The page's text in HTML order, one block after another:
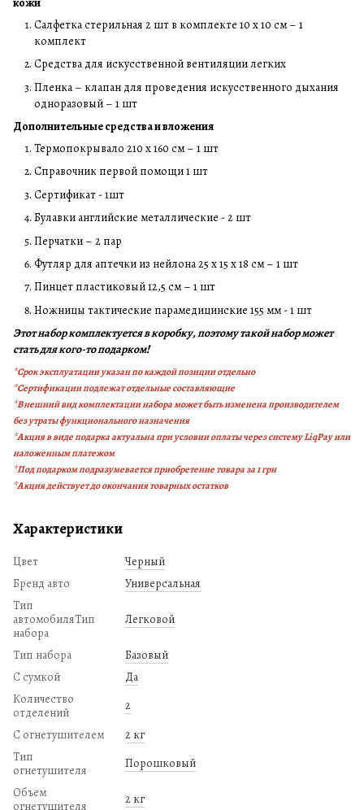
Салфетка стерильная 2 шт в комплекте 10 х 10 см – 1
комплект
Средства для искусственной вентиляции легких
Пленка – клапан для проведения искусственного дыхания
одноразовый – 1 шт
Дополнительные средства и вложения
Термопокрывало 210 х 160 см – 1 шт
Справочник первой помощи 1 шт
Сертификат - 1шт
Булавки английские металлические - 2 шт
Перчатки – 2 пар
Футляр для аптечки из нейлона 25 х 15 х 18 см – 1 шт
Пинцет пластиковый 12,5 см – 1 шт
Ножницы тактические парамедицинские 155 мм - 1 шт
Этот набор комплектуется в коробку, поэтому такой набор может
стать для кого-то подарком!
*Срок эксплуатации указан по каждой позиции отдельно
*Сертификации подлежат отдельные составляющие
*Внешний вид комплектации набора может быть изменена производителем
без утраты функционального назначения
*Акция в виде подарка актуальна при условии оплаты через систему LiqPay или
наложенным платежом
*Под подарком подразумевается приобретение товара за 1 грн
*Акция действует до окончания товарных остатков
Характеристики
Цвет
Черный
Бренд авто
Универсальная
Тип
автомобиляТип
набора
Легковой
Тип набора
Базовый
С сумкой
Да
Количество
отделений
2
С огнетушителем
2 кг
Тип
огнетушителя
Порошковый
Объем
огнетушителя
2 кг